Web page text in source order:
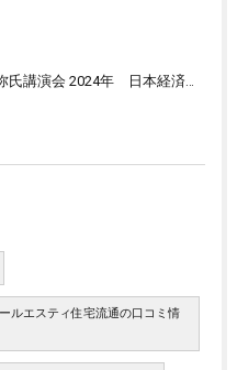
ルエスティ住宅流通の口コミ情